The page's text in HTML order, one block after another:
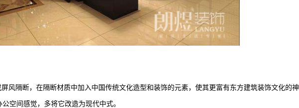
风隔断，在隔断材质中加入中国传统文化造型和装饰的元素，使其更富有东方建筑装饰文化的神
空间感觉，多将它改造为现代中式。